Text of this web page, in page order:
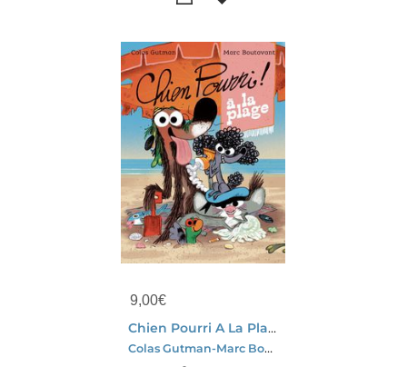
9,00€
Chien Pourri A La Plage
Colas Gutman-Marc Boutavant